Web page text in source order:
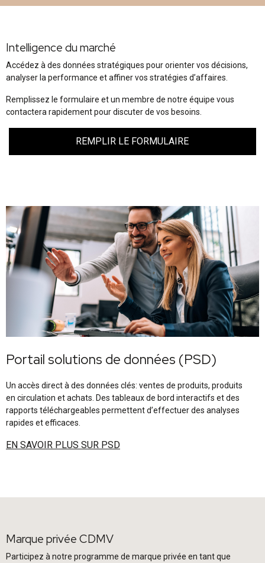
Intelligence du marché
Accédez à des données stratégiques pour orienter vos décisions,
analyser la performance et affiner vos stratégies d’affaires.
Remplissez le formulaire et un membre de notre équipe vous
contactera rapidement pour discuter de vos besoins.
REMPLIR LE FORMULAIRE
Portail solutions de données (PSD)
Un accès direct à des données clés: ventes de produits, produits
en circulation et achats. Des tableaux de bord interactifs et des
rapports téléchargeables permettent d’effectuer des analyses
rapides et efficaces.
EN SAVOIR PLUS SUR PSD
Marque privée CDMV
Participez à notre programme de marque privée en tant que